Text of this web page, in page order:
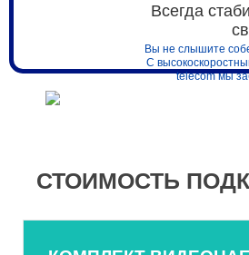
Всегда
Вы не слышите
С
telecom мы
СТОИМОСТЬ